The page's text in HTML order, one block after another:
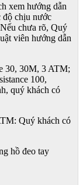
xem hướng dẫn
độ chịu nước
chưa rõ, Quý
viên hướng dẫn
30, 30M, 3 ATM;
100,
quý khách có
Quý khách có